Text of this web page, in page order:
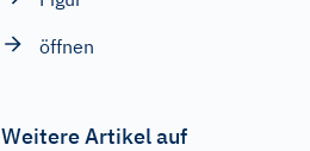
öffnen
Weitere Artikel auf